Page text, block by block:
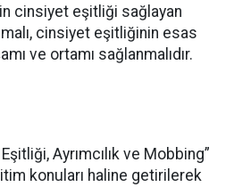
cinsiyet eşitliği sağlayan
cinsiyet eşitliğinin esas
ve ortamı sağlanmalıdır.
Ayrımcılık ve Mobbing”
konuları haline getirilerek